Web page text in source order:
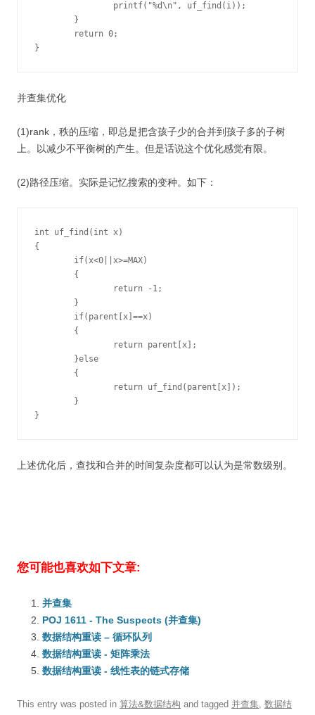
}
并查集优化
(1)rank，秩的压缩，即总是把含孩子少的合并到孩子多的子树
上。以减少不平衡树的产生。但是话说这个优化感觉有限。
(2)路径压缩。实际是记忆搜索的变种。如下：
int uf_find(int x)
{
}
上述优化后，查找和合并的时间复杂度都可以认为是常数级别。
您可能也喜欢如下文章:
并查集
POJ 1611 - The Suspects (并查集)
数据结构重读 – 循环队列
数据结构重读 - 矩阵乘法
数据结构重读 - 线性表的链式存储
This entry was posted in 算法&数据结构 and tagged 并查集, 数据结